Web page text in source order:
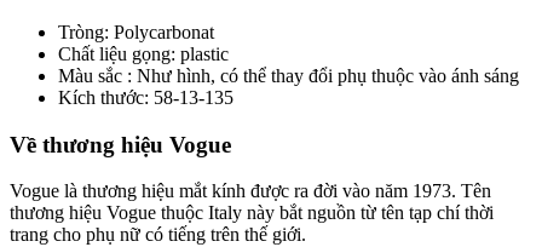
Tròng: Polycarbonat
Chất liệu gọng: plastic
Màu sắc : Như hình, có thể thay đổi phụ thuộc vào ánh sáng
Kích thước: 58-13-135
Về thương hiệu Vogue
Vogue là thương hiệu mắt kính được ra đời vào năm 1973. Tên
thương hiệu Vogue thuộc Italy này bắt nguồn từ tên tạp chí thời
trang cho phụ nữ có tiếng trên thế giới.